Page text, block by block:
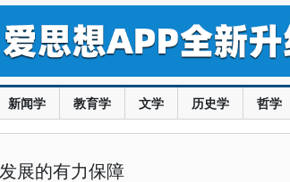
新闻学 教育学 文学 历史学 哲学
展的有力保障